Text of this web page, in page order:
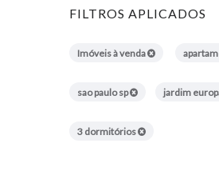
FILTROS APLICADOS
Imóveis à venda
sao paulo sp jardim
3 dormitórios